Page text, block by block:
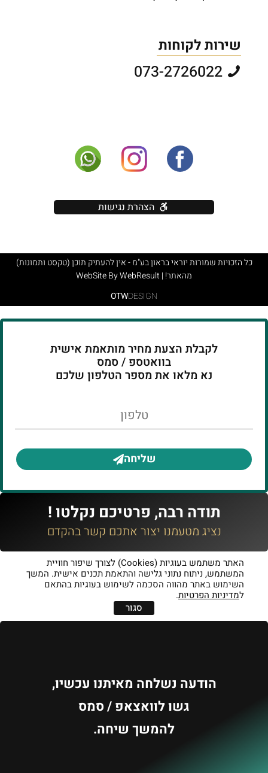
שירות לקוחות
הצהרת נגישות
OTWDESIGN
כל הזכויות שמורות יוראי בראון בע"מ - אין להעתיק תוכן (טקסט ותמונות)
מהאתר! | WebSite By WebResult
לקבלת הצעת מחיר מותאמת אישית
בוואטספ / סמס
נא מלאו את מספר הטלפון שלכם
שליחה
תודה רבה, פרטיכם נקלטו !
נציג מטעמנו יצור אתכם קשר בהקדם
האתר משתמש בעוגיות (Cookies) לצורך שיפור חוויית
המשתמש, ניתוח נתוני גלישה והתאמת תכנים אישית. המשך
השימוש באתר מהווה הסכמה לשימוש בעוגיות בהתאם
למדיניות הפרטיות.
סגור
הודעה נשלחה מאיתנו עכשיו,
גשו לוואצאפ / סמס
להמשך שיחה.